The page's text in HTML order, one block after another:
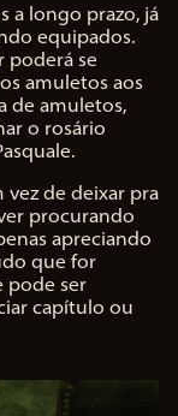
a longo prazo, já
equipados.
poderá se
amuletos aos
de amuletos,
o rosário
vez de deixar pra
procurando
apreciando
que for
pode ser
capítulo ou